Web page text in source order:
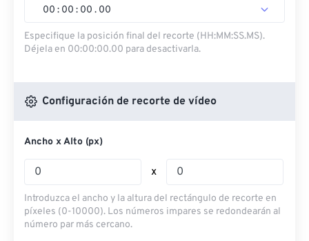
00 : 00 : 00 . 00
Especifique la posición final del recorte (HH:MM:SS.MS).
Déjela en 00:00:00.00 para desactivarla.
Configuración de recorte de vídeo
Ancho x Alto (px)
x
Introduzca el ancho y la altura del rectángulo de recorte en
píxeles (0-10000). Los números impares se redondearán al
número par más cercano.